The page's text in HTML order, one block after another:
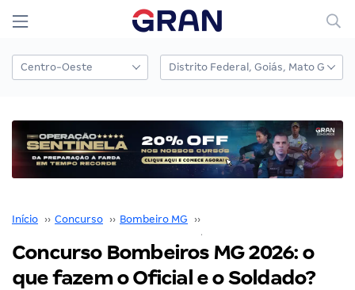
Início ›› Concurso ›› Bombeiro MG ››
Concurso Bombeiros MG 2026: o
que fazem o Oficial e o Soldado?